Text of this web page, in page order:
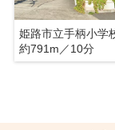
姫路市立手柄小学
約791m／10分